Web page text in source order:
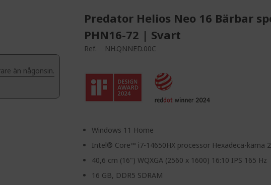
än någonsin.
Predator Helios Neo 16 Bärbar
PHN16-72 | Svart
Ref. NH.QNNED.00C
Windows 11 Home
Intel® Core™ i7-14650HX processor Hexadeca-kärna
40,6 cm (16") WQXGA (2560 x 1600) 16:10 IPS 165 Hz
16 GB, DDR5 SDRAM